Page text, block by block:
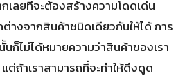
กเลยที่จะต้องสร้างความโดดเด่น
างจากสินค้าชนิดเดียวกันให้ได้ การ
ไม่ได้หมายความว่าสินค้าของเรา
ถ้าเราสามารถที่จะทำให้ดึงดูด